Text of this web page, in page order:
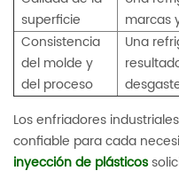
superficie
marcas
Consistencia
del molde y
del proceso
Una
Los enfriadores
confiable para cada
inyección de plásticos